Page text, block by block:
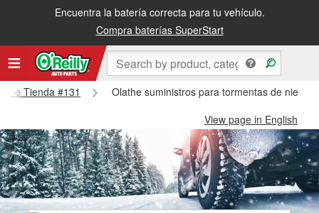
Encuentra la batería correcta para tu vehículo.
Compra baterías SuperStart
Tienda #131
Olathe suministros para tormentas de nieve
View page in English